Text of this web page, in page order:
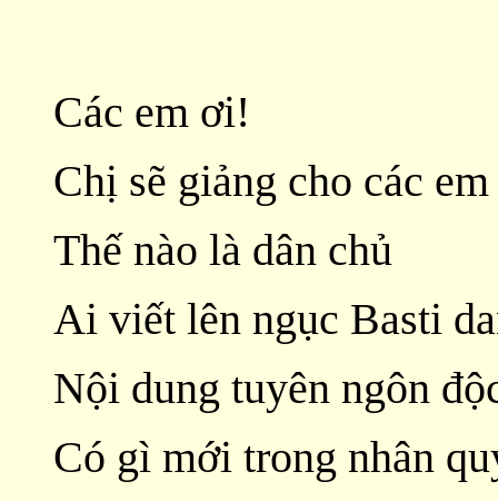
Các em ơi!
Chị sẽ giảng cho các
Thế nào là dân chủ
Ai viết lên ngục Basti
Nội dung tuyên ngôn
Có gì mới trong nhân